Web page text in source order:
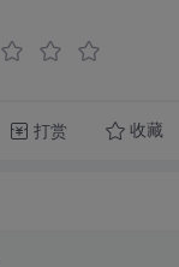
打赏 收藏